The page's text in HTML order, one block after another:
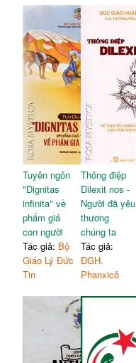
Tuyên ngôn
"Dignitas
infinita" về
phẩm giá
con người
Tác giả: Bộ
Giáo Lý Đức
Tin
Thông điệp
Dilexit nos -
Người đã yêu
thương
chúng ta
Tác giả:
ĐGH.
Phanxicô